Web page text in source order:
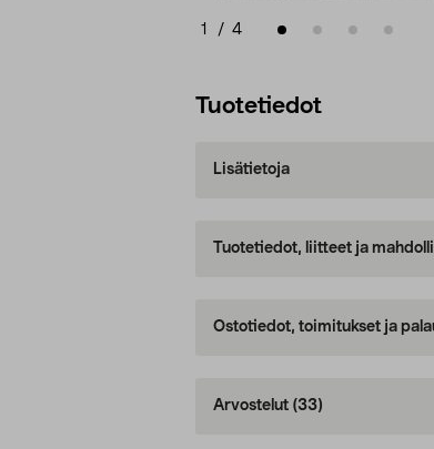
1 / 4
Tuotetiedot
Lisätietoja
Tuotetiedot, liitteet ja
Ostotiedot, toimitukset ja
Arvostelut (33)